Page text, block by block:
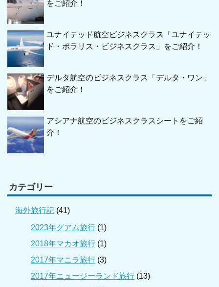
をご紹介！
ユナイテッド航空ビジネスクラス「ユナイテッ
ド・ポラリス・ビジネスクラス」をご紹介！
デルタ航空のビジネスクラス「デルタ・ワン」
をご紹介！
アシアナ航空のビジネスクラスシートをご紹
介！
カテゴリー
海外旅行記 (41)
2023年グアム旅行 (1)
2018年マカオ旅行 (1)
2017年マニラ旅行 (3)
2017年ニュージーランド旅行 (13)